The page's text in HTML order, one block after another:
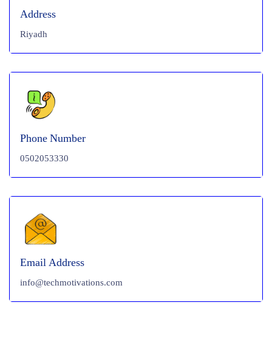
Address
Riyadh
Phone Number
0502053330
Email Address
info@techmotivations.com